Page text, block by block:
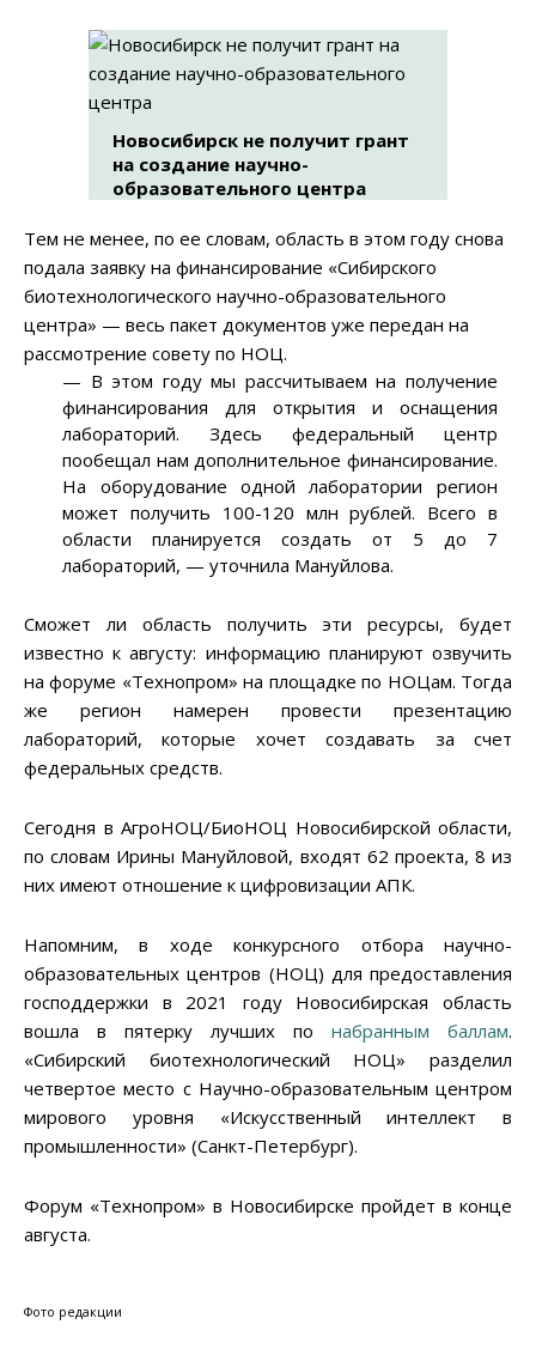
Новосибирск не получит грант
на создание научно-
образовательного центра
Тем не менее, по ее словам, область в этом году снова
подала заявку на финансирование «Сибирского
биотехнологического научно-образовательного
центра» — весь пакет документов уже передан на
рассмотрение совету по НОЦ.
— В этом году мы рассчитываем на получение
финансирования для открытия и оснащения
лабораторий. Здесь федеральный центр
пообещал нам дополнительное финансирование.
На оборудование одной лаборатории регион
может получить 100-120 млн рублей. Всего в
области планируется создать от 5 до 7
лабораторий, — уточнила Мануйлова.
Сможет ли область получить эти ресурсы, будет
известно к августу: информацию планируют озвучить
на форуме «Технопром» на площадке по НОЦам. Тогда
же регион намерен провести презентацию
лабораторий, которые хочет создавать за счет
федеральных средств.
Сегодня в АгроНОЦ/БиоНОЦ Новосибирской области,
по словам Ирины Мануйловой, входят 62 проекта, 8 из
них имеют отношение к цифровизации АПК.
Напомним, в ходе конкурсного отбора научно-
образовательных центров (НОЦ) для предоставления
господдержки в 2021 году Новосибирская область
вошла в пятерку лучших по набранным баллам.
«Сибирский биотехнологический НОЦ» разделил
четвертое место с Научно-образовательным центром
мирового уровня «Искусственный интеллект в
промышленности» (Санкт-Петербург).
Форум «Технопром» в Новосибирске пройдет в конце
августа.
Фото редакции